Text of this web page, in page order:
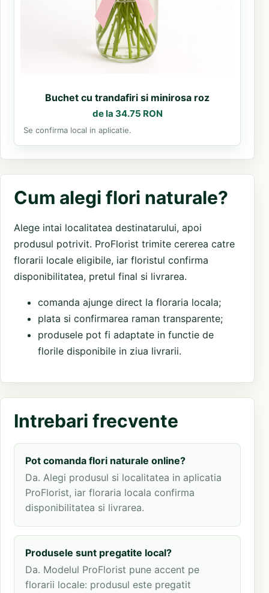
Buchet cu trandafiri si minirosa roz
de la 34.75 RON
Se confirma local in aplicatie.
Cum alegi flori naturale?
Alege intai localitatea destinatarului, apoi
produsul potrivit. ProFlorist trimite cererea catre
florarii locale eligibile, iar floristul confirma
disponibilitatea, pretul final si livrarea.
comanda ajunge direct la floraria locala;
plata si confirmarea raman transparente;
produsele pot fi adaptate in functie de
florile disponibile in ziua livrarii.
Intrebari frecvente
Pot comanda flori naturale online?
Da. Alegi produsul si localitatea in aplicatia
ProFlorist, iar floraria locala confirma
disponibilitatea si livrarea.
Produsele sunt pregatite local?
Da. Modelul ProFlorist pune accent pe
florarii locale: produsul este pregatit